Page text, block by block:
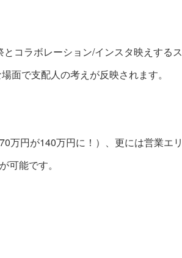
コラボレーション/インスタ映えするス
面で支配人の考えが反映されます。
万円が140万円に！）、更には営業エリ
可能です。